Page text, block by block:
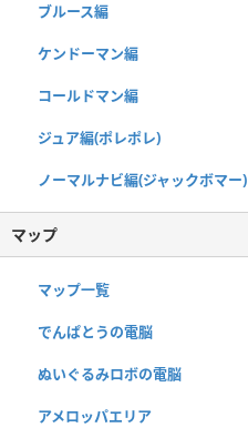
ブルース編
ケンドーマン編
コールドマン編
ジュア編(ポレポレ)
ノーマルナビ編(ジャックボマー)
マップ
マップ一覧
でんぱとうの電脳
ぬいぐるみロボの電脳
アメロッパエリア